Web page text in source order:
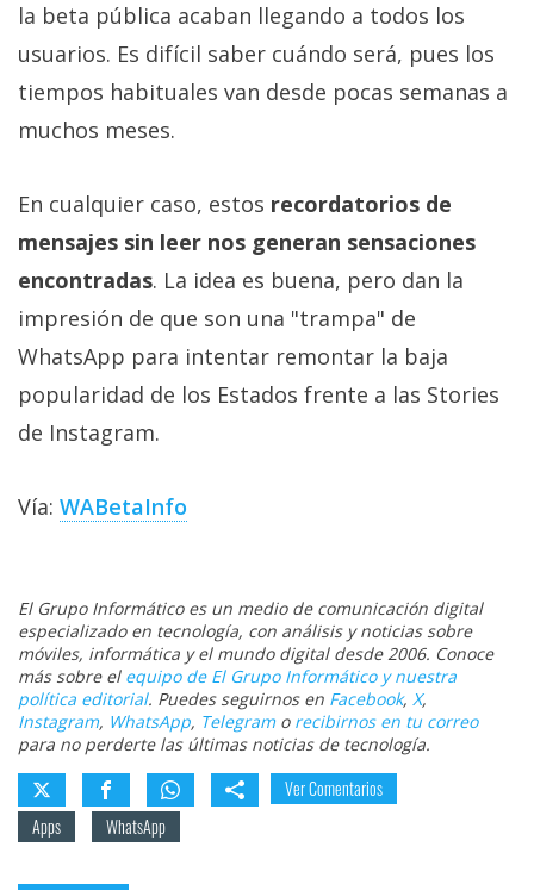
la beta pública acaban llegando a todos los
usuarios. Es difícil saber cuándo será, pues los
tiempos habituales van desde pocas semanas a
muchos meses.
En cualquier caso, estos recordatorios de
mensajes sin leer nos generan sensaciones
encontradas. La idea es buena, pero dan la
impresión de que son una "trampa" de
WhatsApp para intentar remontar la baja
popularidad de los Estados frente a las Stories
de Instagram.
Vía: WABetaInfo
El Grupo Informático es un medio de comunicación digital
especializado en tecnología, con análisis y noticias sobre
móviles, informática y el mundo digital desde 2006. Conoce
más sobre el equipo de El Grupo Informático y nuestra
política editorial. Puedes seguirnos en Facebook, X,
Instagram, WhatsApp, Telegramo recibirnos en tu correo
para no perderte las últimas noticias de tecnología.
Ver Comentarios
Apps
WhatsApp